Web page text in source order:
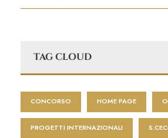
TAG CLOUD
CONCORSO HOME PAGE
PROGETTI INTERNAZIONALI